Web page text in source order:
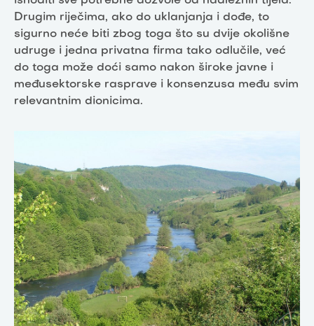
Drugim riječima, ako do uklanjanja i dođe, to
sigurno neće biti zbog toga što su dvije okolišne
udruge i jedna privatna firma tako odlučile, već
do toga može doći samo nakon široke javne i
međusektorske rasprave i konsenzusa među svim
relevantnim dionicima.